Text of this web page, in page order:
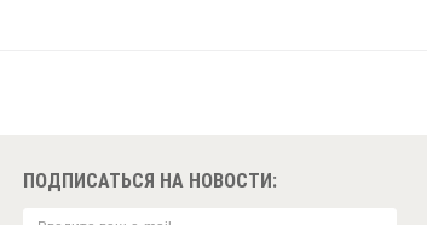
ПОДПИСАТЬСЯ НА НОВОСТИ: